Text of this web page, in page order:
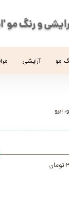
و رنگ مو
مو آرایشی
ابرو